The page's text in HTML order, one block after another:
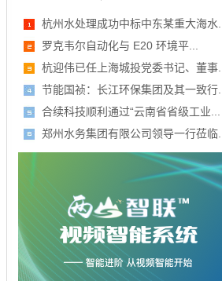
杭州水处理成功中标中东某重大海水...
罗克韦尔自动化与 E20 环境平...
杭迎伟已任上海城投党委书记、董事...
节能国祯：长江环保集团及其一致行...
合续科技顺利通过“云南省省级工业...
郑州水务集团有限公司领导一行莅临...